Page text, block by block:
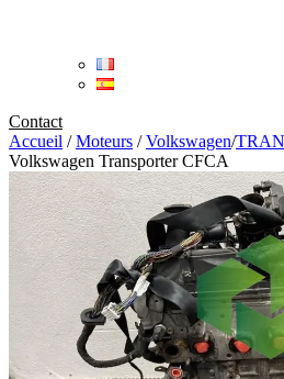
Contact
Accueil / Moteurs / Volkswagen/
Volkswagen Transporter CFCA